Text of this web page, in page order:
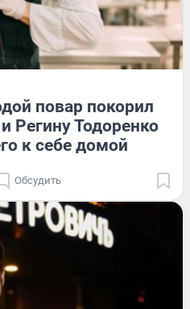
повар покорил
Регину Тодоренко
к себе домой
Обсудить